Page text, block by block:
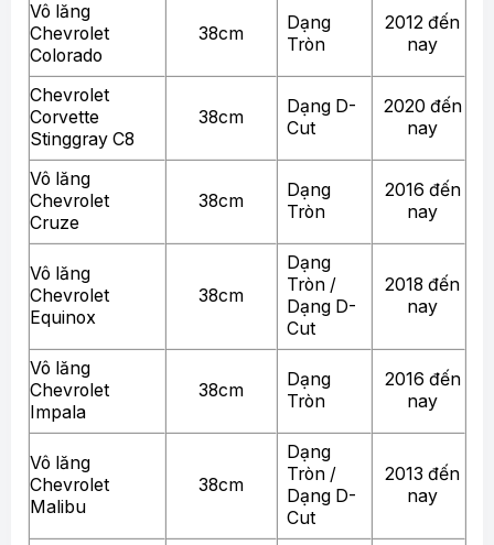
Vô lăng
Chevrolet
Colorado
38cm
Dạng
Tròn
2012 đến
nay
Chevrolet
Corvette
Stinggray C8
38cm
Dạng D-
Cut
2020 đến
nay
Vô lăng
Chevrolet
Cruze
38cm
Dạng
Tròn
2016 đến
nay
Vô lăng
Chevrolet
Equinox
38cm
Dạng
Tròn /
Dạng D-
Cut
2018 đến
nay
Vô lăng
Chevrolet
Impala
38cm
Dạng
Tròn
2016 đến
nay
Vô lăng
Chevrolet
Malibu
38cm
Dạng
Tròn /
Dạng D-
Cut
2013 đến
nay